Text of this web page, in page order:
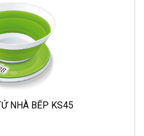
NHÀ BẾP KS45